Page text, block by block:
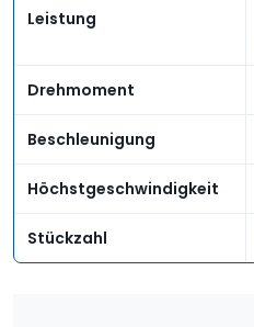
Leistung
Drehmoment
Beschleunigung
Höchstgeschwindigkeit
Stückzahl